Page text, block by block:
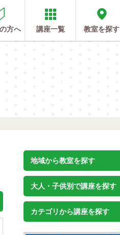
方へ 講座一覧 教室を探す
地域から教室を探す
大人・子供別で講座を探す
カテゴリから講座を探す